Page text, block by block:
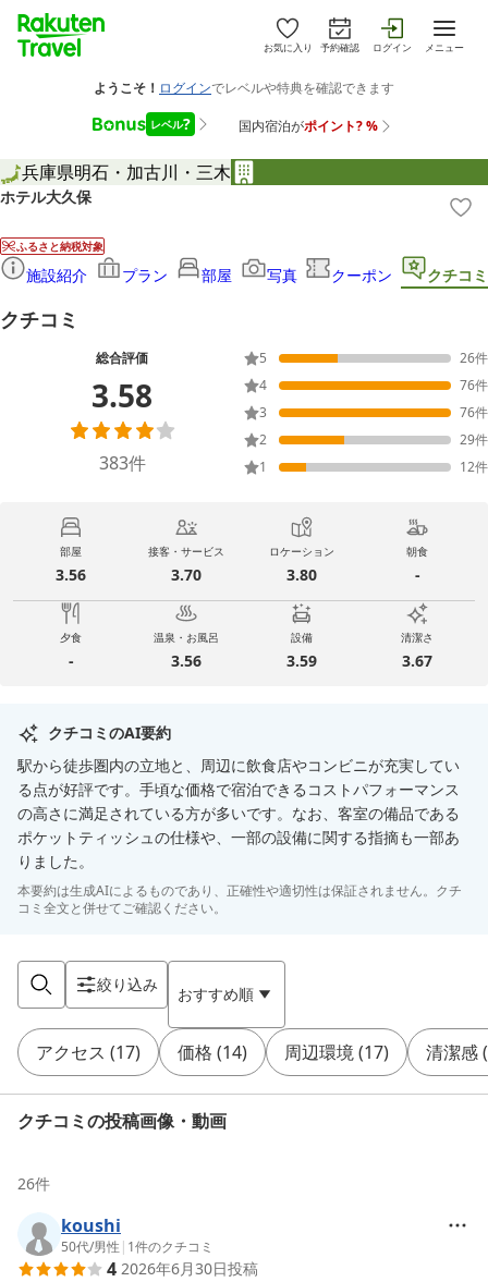
お気に入り 予約確認 ログイン メニュー
兵庫県明石・加古川・三木
ホテル大久保
ふるさと納税対象
施設紹介 プラン 部屋 写真 クーポン クチコミ
クチコミ
総合評価
3.58
383件
5 26件
4
76件
3
76件
2
29件
1
12件
部屋
3.56
接客・サービス
3.70
ロケーション
3.80
朝食
-
夕食
-
温泉・お風呂
3.56
設備
3.59
清潔さ
3.67
クチコミのAI要約
駅から徒歩圏内の立地と、周辺に飲食店やコンビニが充実してい
る点が好評です。手頃な価格で宿泊できるコストパフォーマンス
の高さに満足されている方が多いです。なお、客室の備品である
ポケットティッシュの仕様や、一部の設備に関する指摘も一部あ
りました。
本要約は生成AIによるものであり、正確性や適切性は保証されません。クチ
コミ全文と併せてご確認ください。
絞り込み おすすめ順
アクセス (17) 価格 (14) 周辺環境(17) 清潔感(
クチコミの投稿画像・動画
26件
koushi
50代/男性 | 1件のクチコミ
4 2026年6月30日投稿